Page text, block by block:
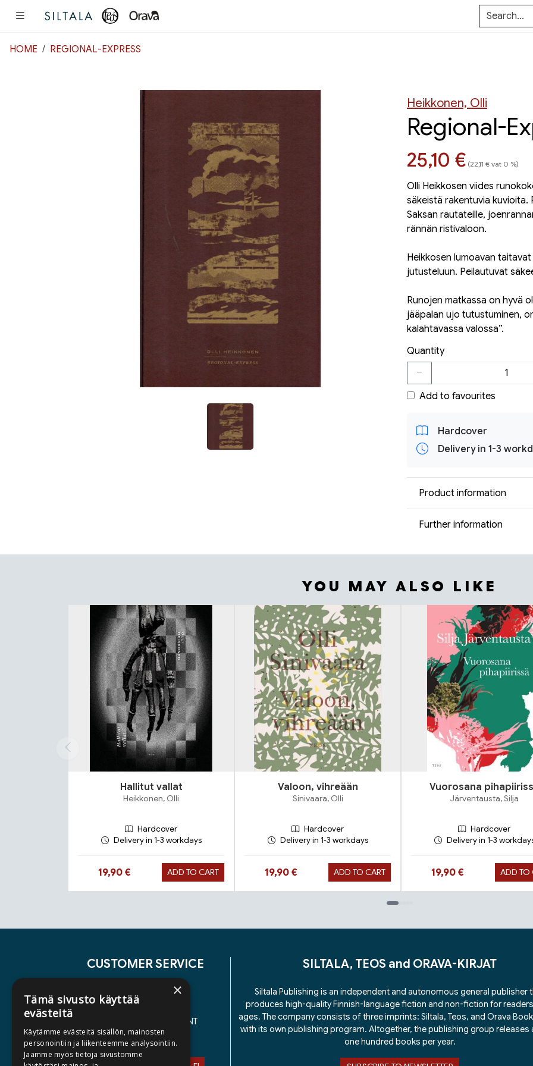
HOME REGIONAL-EXPRESS
Heikkonen, Olli
Regional-
Hinta nyt
25,10 € (22,11 € vat 0 %)
Olli Heikkosen viides
säkeistä rakentuvia kuvioita.
Saksan rautateille,
rännän ristivaloon.
Heikkosen lumoavan
jutusteluun. Peilautuvat
Runojen matkassa on hyvä
jääpalan ujo tutustuminen,
kalahtavassa valossa”.
Quantity
Add to favourites
Hardcover
Delivery in 1-3
Product information
Further information
YOU MAY ALSO LIKE
Tuoteluettelon alku
Hallitut vallat
Heikkonen, Olli
Hardcover
Delivery in 1-3 workdays
Hinta nyt
19,90 € ADD TO CART
Valoon, vihreään
Sinivaara, Olli
Hardcover
Delivery in 1-3 workdays
Hinta nyt
19,90 € ADD TO CART
Vuorosana
Järventausta, Silja
Hardcover
Delivery in 1-3
Hinta nyt
19,90 € ADD TO
CUSTOMER SERVICE
DELIVERY TERMS
ACCESSIBILITY STATEMENT
PRIVACY POLICY
SILTALA, TEOS and ORAVA-KIRJAT
Siltala Publishing is an independent and autonomous general publisher
produces high-quality Finnish-language fiction and non-fiction for
ages. The company consists of three imprints: Siltala, Teos, and Orava
with its own publishing program. Altogether, the publishing group releases
one hundred books per year.
×
Tämä sivusto käyttää
evästeitä
Käytämme evästeitä sisällön, mainosten
personointiin ja liikenteemme analysointiin.
Jaamme myös tietoja sivustomme